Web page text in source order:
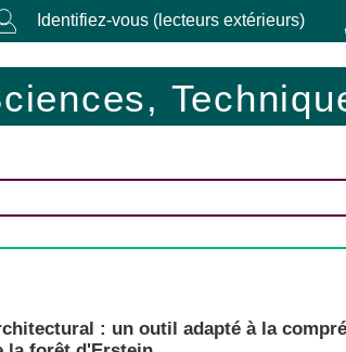
Identifiez-vous (lecteurs extérieurs)
: un outil adapté à la